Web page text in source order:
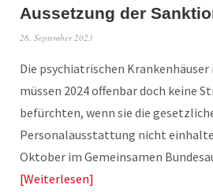
Aussetzung der
26. September 2023
Die psychiatrischen
müssen 2024 offenbar doch keine
befürchten, wenn sie die
Personalausstattung nicht
Oktober im Gemeinsamen
Weiterlesen